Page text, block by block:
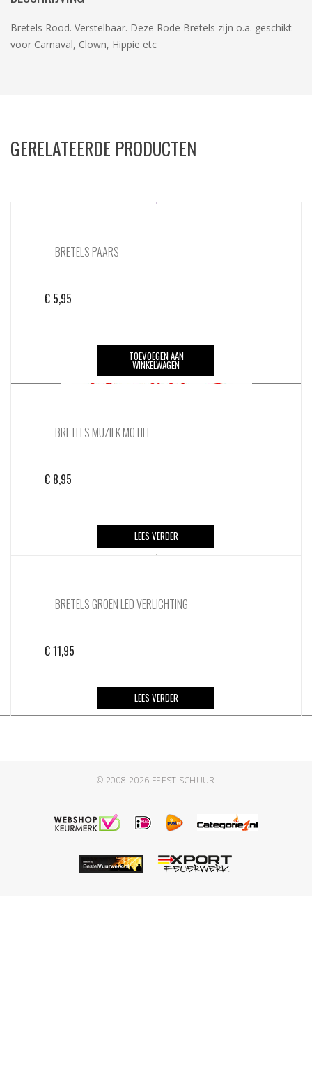
Bretels Rood. Verstelbaar. Deze Rode Bretels zijn o.a. geschikt
voor Carnaval, Clown, Hippie etc
GERELATEERDE PRODUCTEN
BRETELS PAARS
€ 5,95
TOEVOEGEN AAN
WINKELWAGEN
BRETELS MUZIEK MOTIEF
€ 8,95
LEES VERDER
BRETELS GROEN LED VERLICHTING
€11,95
LEES VERDER
© 2008-2026 FEEST SCHUUR